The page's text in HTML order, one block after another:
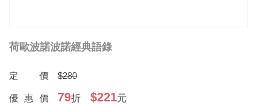
荷歐波諾波諾經典語錄
定價 $280
優惠價 79折 $221元